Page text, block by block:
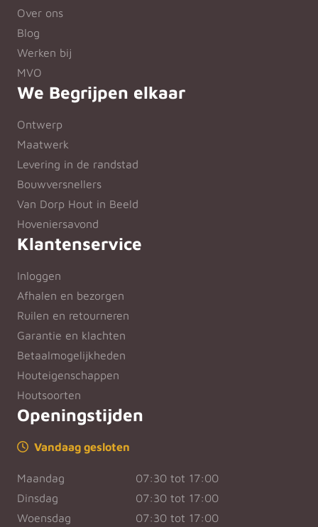
Over ons
Blog
Werken bij
MVO
We Begrijpen elkaar
Ontwerp
Maatwerk
Levering in de randstad
Bouwversnellers
Van Dorp Hout in Beeld
Hoveniersavond
Klantenservice
Inloggen
Afhalen en bezorgen
Ruilen en retourneren
Garantie en klachten
Betaalmogelijkheden
Houteigenschappen
Houtsoorten
Openingstijden
Vandaag gesloten
Maandag
07:30 tot 17:00
Dinsdag
07:30 tot 17:00
Woensdag
07:30 tot 17:00